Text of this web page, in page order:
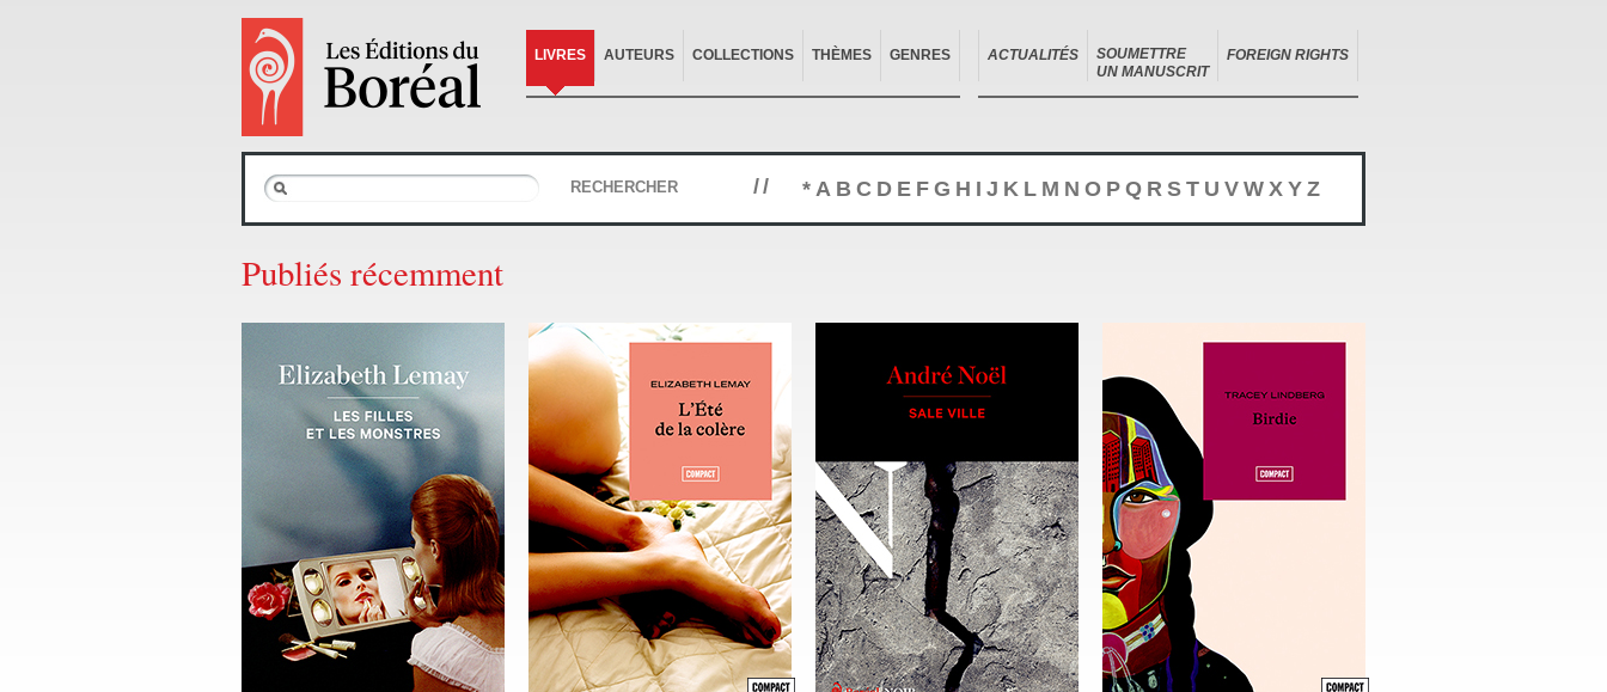
LIVRES AUTEURS COLLECTIONS THÈMES GENRES ACTUALITÉS
SOUMETTRE
UN MANUSCRIT
FOREIGN RIGHTS
RECHERCHER // * A B C D E F G H I J K L M N O P Q R S T U V W X Y Z
Publiés récemment